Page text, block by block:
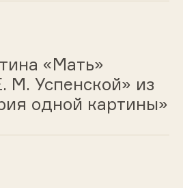
«Мать»
М. Успенской» из
одной картины»